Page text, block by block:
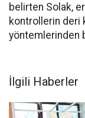
belirten Solak,
kontrollerin deri
yöntemlerinden
İlgili Haberler